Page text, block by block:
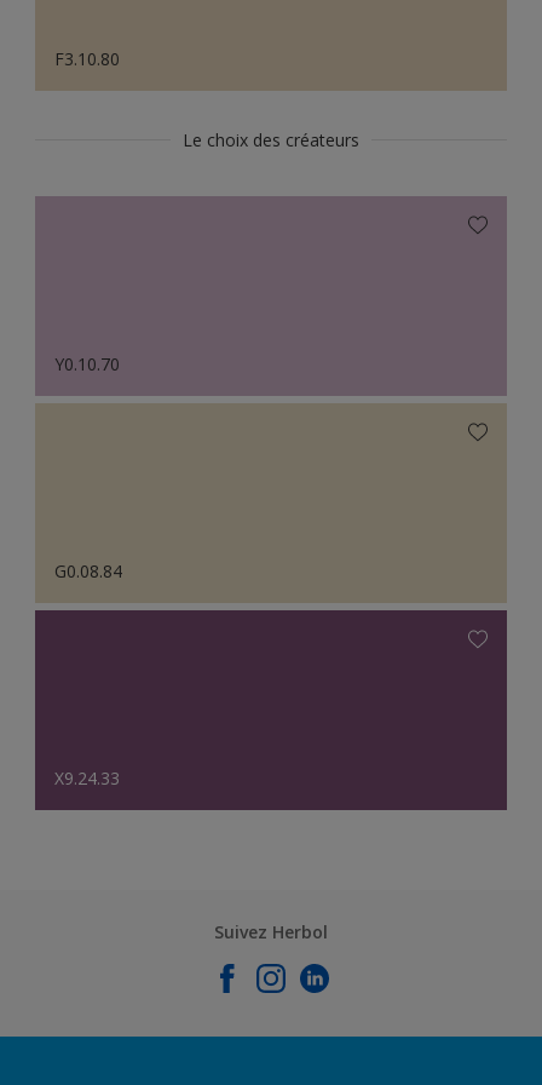
F3.10.80
Le choix des créateurs
Y0.10.70
G0.08.84
X9.24.33
Suivez Herbol